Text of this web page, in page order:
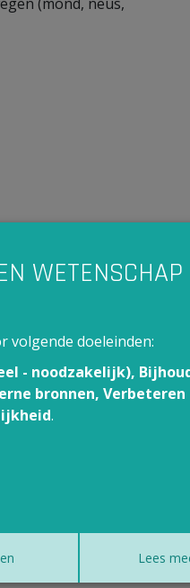
opzwellen;
met de
volgende doeleinden:
- noodzakelijk),
bronnen, Verbeteren
.
Lees